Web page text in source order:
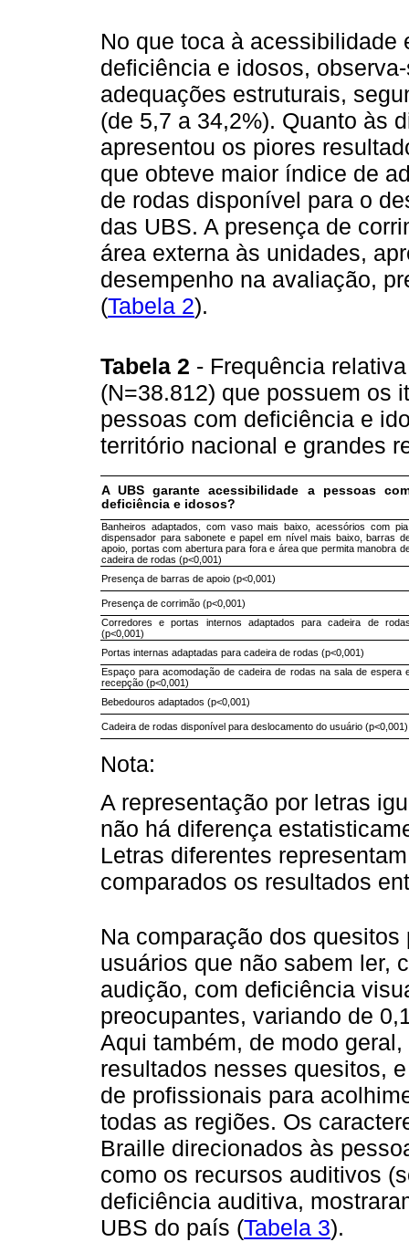
No que toca à
deficiência e idosos,
adequações estruturais,
(de 5,7 a 34,2%). Quanto às
apresentou os piores
que obteve maior índice de
de rodas disponível para o
das UBS. A presença de
área externa às unidades,
desempenho na avaliação,
(Tabela 2).
Tabela 2 - Frequência
(N=38.812) que possuem os
pessoas com deficiência e
território nacional e grandes
A UBS garante acessibilidade a pessoas
deficiência e idosos?
Banheiros adaptados, com vaso mais baixo, acessórios com
dispensador para sabonete e papel em nível mais baixo, barras
apoio, portas com abertura para fora e área que permita manobra
cadeira de rodas (p<0,001)
Presença de barras de apoio (p<0,001)
Presença de corrimão (p<0,001)
Corredores e portas internos adaptados para cadeira de
(p<0,001)
Portas internas adaptadas para cadeira de rodas (p<0,001)
Espaço para acomodação de cadeira de rodas na sala de espera
recepção (p<0,001)
Bebedouros adaptados (p<0,001)
Cadeira de rodas disponível para deslocamento do usuário (p<0,001)
Nota:
A representação por letras
não há diferença
Letras diferentes
comparados os resultados
Na comparação dos
usuários que não sabem ler,
audição, com deficiência
preocupantes, variando de
Aqui também, de modo
resultados nesses quesitos,
de profissionais para
todas as regiões. Os
Braille direcionados às
como os recursos auditivos
deficiência auditiva,
UBS do país (Tabela 3).